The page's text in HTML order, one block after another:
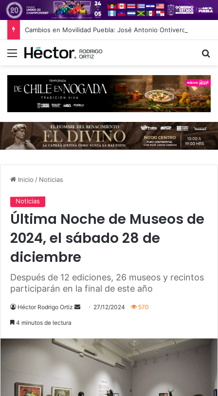
Menú
Inicio / Noticias
Noticias
Última Noche de Museos de
2024, el sábado 28 de
diciembre
Después de 12 ediciones, 26 museos y recintos
participarán en la final de este año
Héctor Rodrigo Ortiz
a
27/12/2024 570
4 minutos de lectura